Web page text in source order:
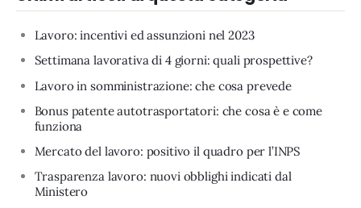
Lavoro: incentivi ed assunzioni nel 2023
Settimana lavorativa di 4 giorni: quali prospettive?
Lavoro in somministrazione: che cosa prevede
Bonus patente autotrasportatori: che cosa è e come
funziona
Mercato del lavoro: positivo il quadro per l’INPS
Trasparenza lavoro: nuovi obblighi indicati dal
Ministero